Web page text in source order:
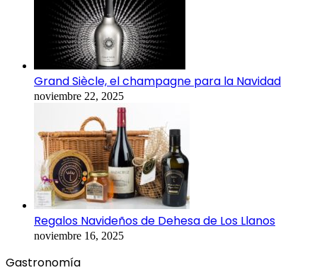
Grand Siècle, el champagne para la Navidad
noviembre 22, 2025
Regalos Navideños de Dehesa de Los Llanos
noviembre 16, 2025
Gastronomía